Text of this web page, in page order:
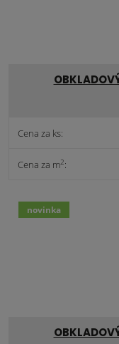
Cena za ks:
Cena za m2:
novinka